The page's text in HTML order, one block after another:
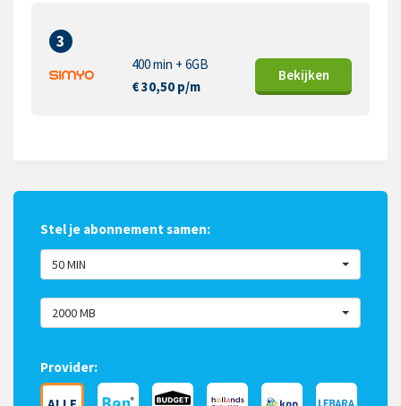
3
400 min + 6GB
€ 30,50 p/m
Bekijken
Stel je abonnement samen:
50 MIN
2000 MB
Provider: